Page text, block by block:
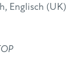
Englisch (UK)